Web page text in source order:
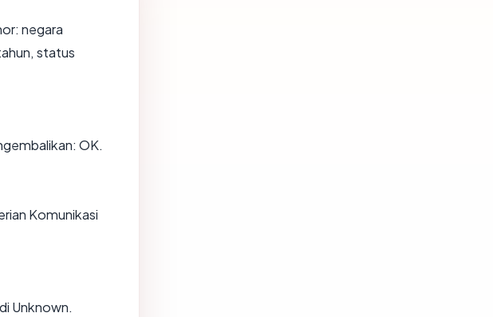
negara
status
OK.
Komunikasi
Unknown.